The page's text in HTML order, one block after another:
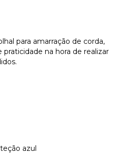
para amarração de corda,
na hora de realizar
azul